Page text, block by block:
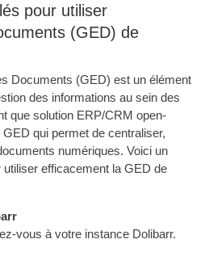
pour utiliser
(GED) de
Documents (GED) est un élément
des informations au sein des
que solution ERP/CRM open-
qui permet de centraliser,
numériques. Voici un
efficacement la GED de
vous à votre instance Dolibarr.